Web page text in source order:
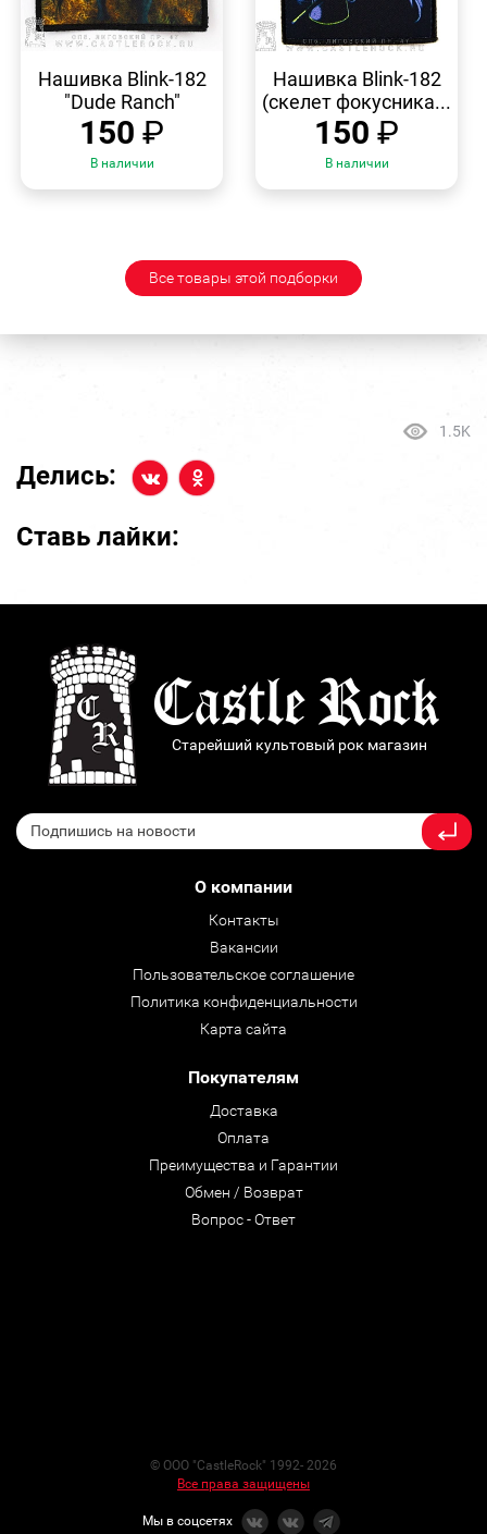
ПРОСМОТР
Нашивка Blink-182
"Dude Ranch"
150 ₽
В наличии
ПРОСМОТР
Нашивка Blink-182
(скелет фокусника...
150 ₽
В наличии
Все товары этой подборки
1.5K
Делись:
Ставь лайки:
Старейший культовый рок магазин
О компании
Контакты
Вакансии
Пользовательское соглашение
Политика конфиденциальности
Карта сайта
Покупателям
Доставка
Оплата
Преимущества и Гарантии
Обмен / Возврат
Вопрос - Ответ
© ООО "CastleRock" 1992- 2026
Все права защищены
Мы в соцсетях